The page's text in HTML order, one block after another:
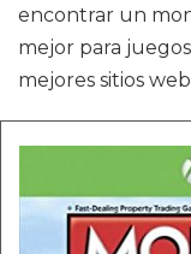
encontrar un
mejor para
mejores sitios